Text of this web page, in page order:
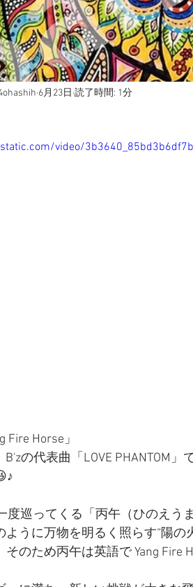
6月23日 読了時間: 1分
video/
Fire Horse」
B'zの代表曲「LOVE PHANTOM
度巡ってくる「丙午（ひのえう
ように万物を明るく照らす“陽
のため丙午は英語で Yang Fire